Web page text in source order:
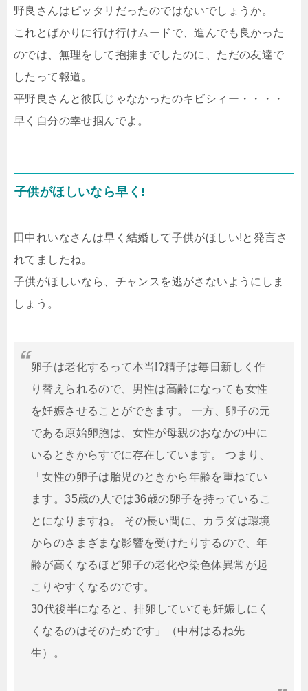
野良さんはピッタリだったのではないでしょうか。
これとばかりに行け行けムードで、進んでも良かった
のでは、無理をして抱擁までしたのに、ただの友達で
したって報道。
平野良さんと彼氏じゃなかったのキビシィー・・・・
早く自分の幸せ掴んでよ。
子供がほしいなら早く!
田中れいなさんは早く結婚して子供がほしい!と発言さ
れてましたね。
子供がほしいなら、チャンスを逃がさないようにしま
しょう。
卵子は老化するって本当!?精子は毎日新しく作
り替えられるので、男性は高齢になっても女性
を妊娠させることができます。 一方、卵子の元
である 原始卵胞は、女性が母親のおなかの中に
いるときからすでに存在しています。 つまり、
「女性の卵子は胎児のときから年齢を重ねてい
ます。35歳の人では36歳の卵子を持っているこ
とになりますね。 その長い間に、カラダは環境
からのさまざまな影響を受けたりするので、 年
齢が高くなるほど卵子の老化や染色体異常が起
こりやすくなるのです。
30代後半になると、排卵していても妊娠しにく
くなるのはそのためです」（中村はるね先
生）。